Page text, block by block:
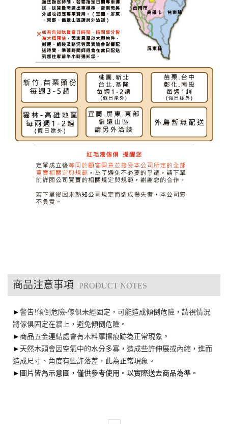
商品注意事項 PRODUCT NOTES
► 警吿!傾倒危險-傢俱未經固定，可能造成傾倒危險，請視情況
將傢俱固定在牆上，避免傾倒危險。
► 商品五金連結處會有木料摩擦痕跡為正常現象。
► 天然木頭會因空氣中的水分多寡，造成些許伸展或內縮，進而
造成尺寸、角度有些許落差，此為正常現象。
►圖片皆為示意圖，僅供參考使用。以實際送去商品為準。